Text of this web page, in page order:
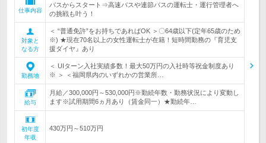
仕事内容
バスからスタート⇒高速バスや連節バスの運転士・運行管理者へ
の挑戦も叶う！
対象と
なる方
＜ “普通免許”をお持ちであればOK ＞〇64歳以下(定年65歳のため
※) ★現在70名以上の女性運転士が在籍！短時間勤務の『育児支
援ダイヤ』あり
勤務地
＜ UIターン入社実績多数！最大50万円の入社時等祝金制度あり
※ ＞ ＜福岡県内のいずれかの営業所…
給与
月給／300,000円～530,000円※勤続年数・勤務状況により変動し
ます※試用期間6ヵ月あり（賃金同一）★勤続年…
初年度
年収
430万円～510万円